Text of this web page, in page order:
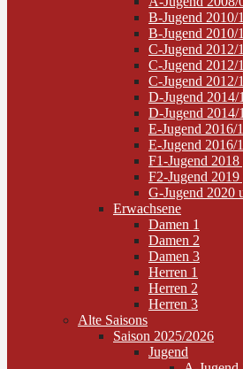
B-Jugend 2010/
B-Jugend 2010/
C-Jugend 2012/
C-Jugend
C-Jugend 2012/
D-Jugend
D-Jugend 2014/
E-Jugend 2016/
E-Jugend 2016/
F1-Jugend 2018
F2-Jugend 2019
G-Jugend 2020
Erwachsene
Damen 1
Damen 2
Damen 3
Herren 1
Herren 2
Herren 3
Alte Saisons
Saison 2025/2026
Jugend